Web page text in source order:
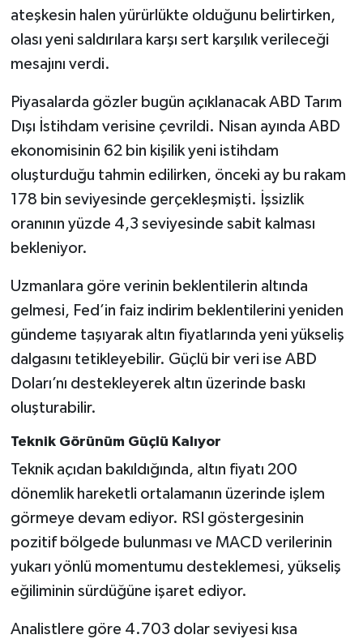
ateşkesin halen yürürlükte olduğunu belirtirken,
olası yeni saldırılara karşı sert karşılık verileceği
mesajını verdi.
Piyasalarda gözler bugün açıklanacak ABD Tarım
Dışı İstihdam verisine çevrildi. Nisan ayında ABD
ekonomisinin 62 bin kişilik yeni istihdam
oluşturduğu tahmin edilirken, önceki ay bu rakam
178 bin seviyesinde gerçekleşmişti. İşsizlik
oranının yüzde 4,3 seviyesinde sabit kalması
bekleniyor.
Uzmanlara göre verinin beklentilerin altında
gelmesi, Fed’in faiz indirim beklentilerini yeniden
gündeme taşıyarak altın fiyatlarında yeni yükseliş
dalgasını tetikleyebilir. Güçlü bir veri ise ABD
Doları’nı destekleyerek altın üzerinde baskı
oluşturabilir.
Teknik Görünüm Güçlü Kalıyor
Teknik açıdan bakıldığında, altın fiyatı 200
dönemlik hareketli ortalamanın üzerinde işlem
görmeye devam ediyor. RSI göstergesinin
pozitif bölgede bulunması ve MACD verilerinin
yukarı yönlü momentumu desteklemesi, yükseliş
eğiliminin sürdüğüne işaret ediyor.
Analistlere göre 4.703 dolar seviyesi kısa